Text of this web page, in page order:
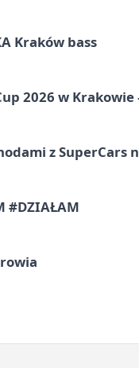
Kraków bass
2026 w
z SuperCars
#DZIAŁAM